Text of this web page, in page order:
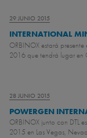
29 JUNIO 2015
INTERNATIONAL
ORBINOX estará
2016 que tendrá lugar en
28 JUNIO 2015
POWERGEN
ORBINOX junto con DTL
2015 en Las Vegas,